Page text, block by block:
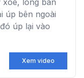
xoè, lòng bàn
úp bên ngoài
úp lại vào
Xem video